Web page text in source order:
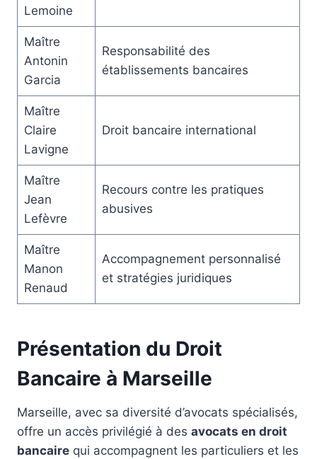
Lemoine
Maître
Antonin
Garcia
Responsabilité des
établissements bancaires
Maître
Claire
Lavigne
Droit bancaire international
Maître
Jean
Lefèvre
Recours contre les pratiques
abusives
Maître
Manon
Renaud
Accompagnement personnalisé
et stratégies juridiques
Présentation du Droit
Bancaire à Marseille
Marseille, avec sa diversité d’avocats spécialisés,
offre un accès privilégié à des avocats en droit
bancaire qui accompagnent les particuliers et les